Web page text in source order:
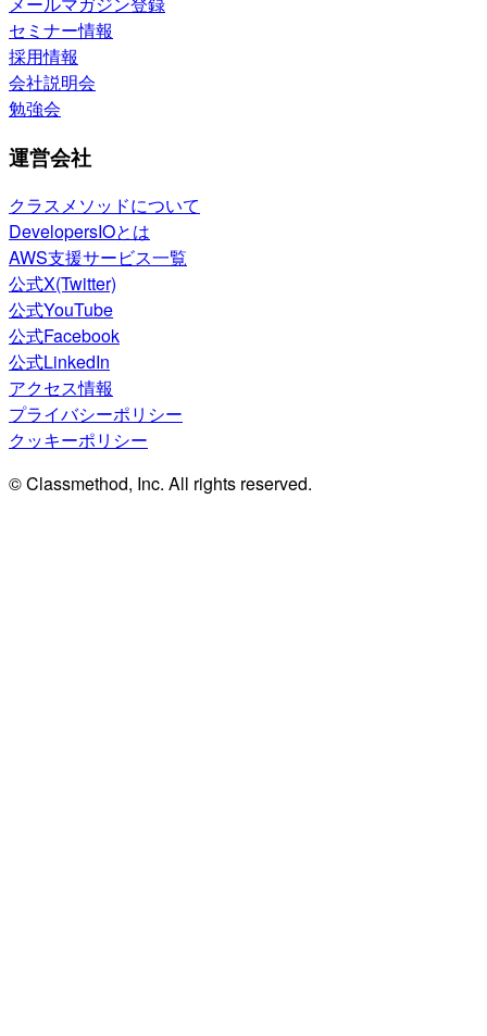
セミナー情報
採用情報
会社説明会
勉強会
運営会社
クラスメソッドについて
DevelopersIOとは
AWS支援サービス一覧
公式X(Twitter)
公式YouTube
公式Facebook
公式LinkedIn
アクセス情報
プライバシーポリシー
クッキーポリシー
© Classmethod, Inc. All rights reserved.